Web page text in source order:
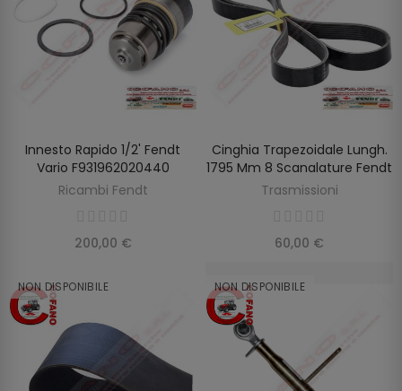
AGGIUNGI AL CARRELLO
Innesto Rapido 1/2' Fendt
Vario F931962020440
Ricambi Fendt
200,00 €
AGGIUNGI AL CARRELLO
Cinghia Trapezoidale Lungh.
1795 Mm 8 Scanalature Fendt
Trasmissioni
60,00 €
NON DISPONIBILE NON DISPONIBILE